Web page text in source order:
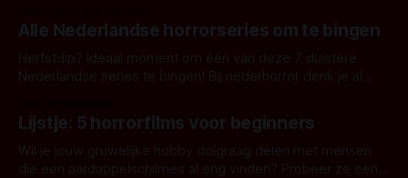
Alle Nederlandse horrorseries om te bingen
Herfstdip? Ideaal moment om één van deze 7 duistere
Nederlandse series te bingen! Bij nederhorror denk je al
Amsterdamned of The Johnsons. Maar Nederlandse horror
is niet beperkt tot films. Hier een aantal Nederlandse tv-
series uit het duistere of horrorgenre. Als
Lijstje: 5 horrorfilms voor beginners
Wil je jouw gruwelijke hobby dolgraag delen met mensen
die een aardappelschilmes al eng vinden? Probeer ze eens